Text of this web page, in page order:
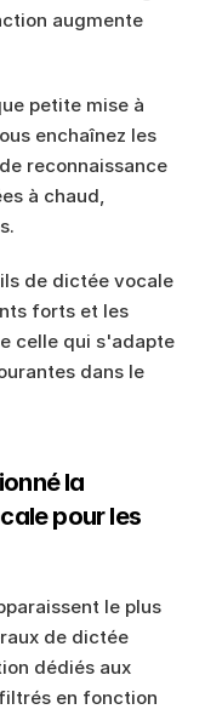
augmente
petite mise à
enchaînez les
reconnaissance
à chaud,
de dictée vocale
forts et les
celle qui s'adapte
dans le
la
pour les
le plus
de dictée
dédiés aux
en fonction